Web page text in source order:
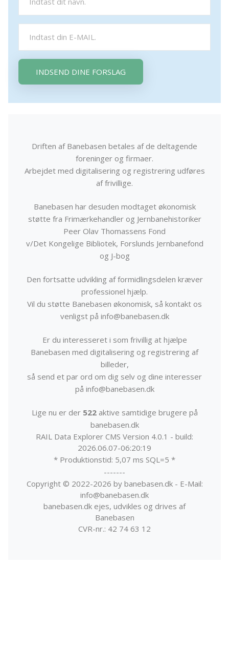
INDSEND DINE FORSLAG
Driften af Banebasen betales af de deltagende
foreninger og firmaer.
Arbejdet med digitalisering og registrering udføres
af frivillige.
Banebasen har desuden modtaget økonomisk
støtte fra Frimærkehandler og Jernbanehistoriker
Peer Olav Thomassens Fond
v/Det Kongelige Bibliotek, Forslunds Jernbanefond
og J-bog
Den fortsatte udvikling af formidlingsdelen kræver
professionel hjælp.
Vil du støtte Banebasen økonomisk, så kontakt os
venligst på info@banebasen.dk
Er du interesseret i som frivillig at hjælpe
Banebasen med digitalisering og registrering af
billeder,
så send et par ord om dig selv og dine interesser
på info@banebasen.dk
Lige nu er der 522aktive samtidige brugere på
banebasen.dk
RAIL Data Explorer CMS Version 4.0.1 - build:
2026.06.07-06:20:19
* Produktionstid: 5,07 ms SQL=5 *
-------
Copyright © 2022-2026 by banebasen.dk - E-Mail:
info@banebasen.dk
banebasen.dk ejes, udvikles og drives af
Banebasen
CVR-nr.: 42 74 63 12